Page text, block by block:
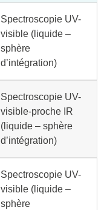
Spectroscopie UV-
visible (liquide –
sphère
d’intégration)
Spectroscopie UV-
visible-proche IR
(liquide – sphère
d’intégration)
Spectroscopie UV-
visible (liquide –
sphère